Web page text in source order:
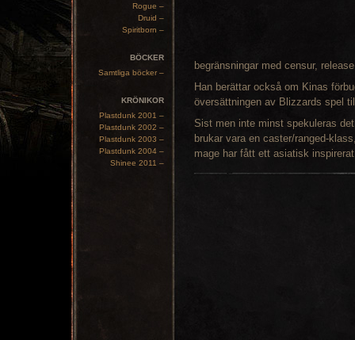
Rogue –
Druid –
Spiritborn –
BÖCKER
Samtliga böcker –
KRÖNIKOR
Plastdunk 2001 –
Plastdunk 2002 –
Plastdunk 2003 –
Plastdunk 2004 –
Shinee 2011 –
begränsningar med censur,
Han berättar också om Kinas
översättningen av Blizzards spel
Sist men inte minst spekuleras
brukar vara en caster/ranged-
mage har fått ett asiatisk